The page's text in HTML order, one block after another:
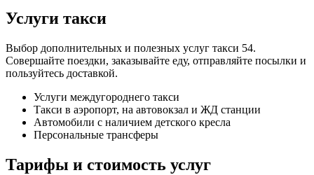
Услуги такси
Выбор дополнительных и полезных услуг такси 54.
Совершайте поездки, заказывайте еду, отправляйте посылки и
пользуйтесь доставкой.
Услуги междугороднего такси
Такси в аэропорт, на автовокзал и ЖД станции
Автомобили с наличием детского кресла
Персональные трансферы
Тарифы и стоимость услуг